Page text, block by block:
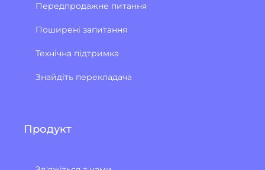
Передпродажне питання
Поширені запитання
Технічна підтримка
Знайдіть перекладача
Продукт